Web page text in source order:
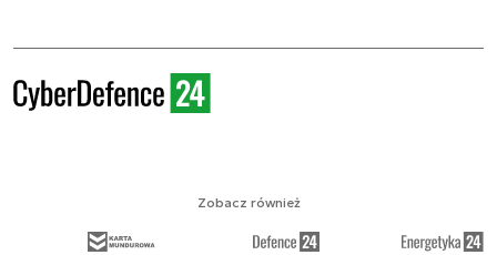
Zobacz również